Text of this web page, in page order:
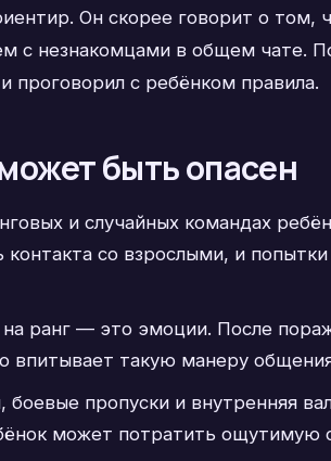
Он скорее говорит о том,
с незнакомцами в общем чате.
проговорил с ребёнком правила.
быть опасен
и случайных командах
со взрослыми, и
ранг — это эмоции. После
впитывает такую манеру
боевые пропуски и внутренняя
может потратить ощутимую